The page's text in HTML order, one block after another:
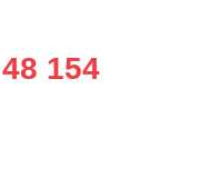
154